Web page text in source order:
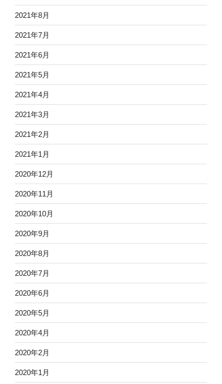
2021年8月
2021年7月
2021年6月
2021年5月
2021年4月
2021年3月
2021年2月
2021年1月
2020年12月
2020年11月
2020年10月
2020年9月
2020年8月
2020年7月
2020年6月
2020年5月
2020年4月
2020年2月
2020年1月